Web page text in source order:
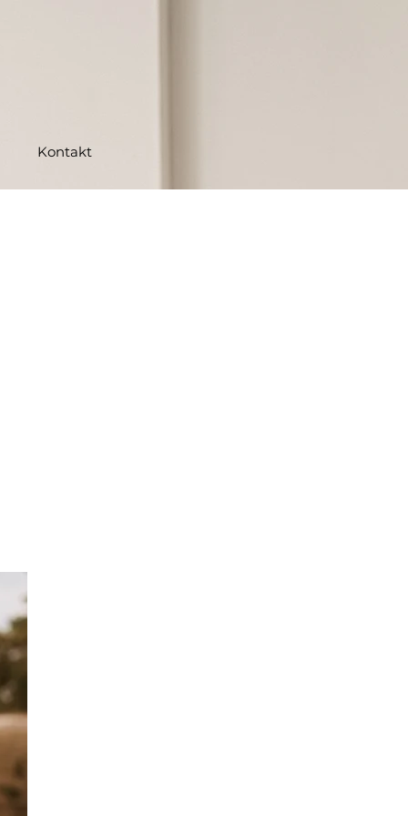
Kontakt